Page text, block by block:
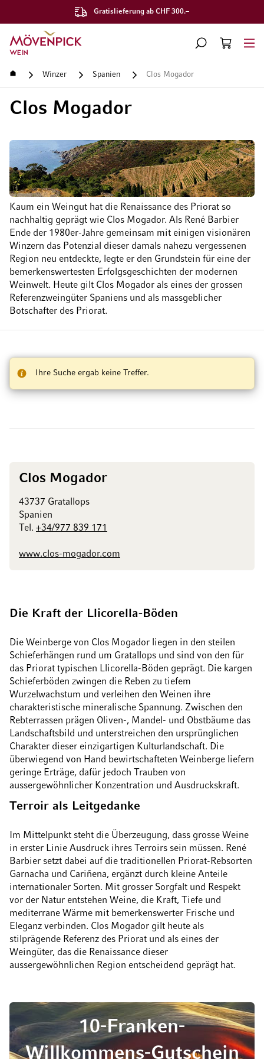
Gratislieferung ab CHF 300.–
Zur Startseite
SUCHE
WARENKORB
Startseite Winzer Spanien Clos Mogador
Clos Mogador
Kaum ein Weingut hat die Renaissance des Priorat so
nachhaltig geprägt wie Clos Mogador. Als René Barbier
Ende der 1980er-Jahre gemeinsam mit einigen visionären
Winzern das Potenzial dieser damals nahezu vergessenen
Region neu entdeckte, legte er den Grundstein für eine der
bemerkenswertesten Erfolgsgeschichten der modernen
Weinwelt. Heute gilt Clos Mogador als eines der grossen
Referenzweingüter Spaniens und als massgeblicher
Botschafter des Priorat.
Ihre Suche ergab keine Treffer.
Clos Mogador
43737 Gratallops
Spanien
Tel. +34/977 839 171
www.clos-mogador.com
Die Kraft der Llicorella-Böden
Die Weinberge von Clos Mogador liegen in den steilen
Schieferhängen rund um Gratallops und sind von den für
das Priorat typischen Llicorella-Böden geprägt. Die kargen
Schieferböden zwingen die Reben zu tiefem
Wurzelwachstum und verleihen den Weinen ihre
charakteristische mineralische Spannung. Zwischen den
Rebterrassen prägen Oliven-, Mandel- und Obstbäume das
Landschaftsbild und unterstreichen den ursprünglichen
Charakter dieser einzigartigen Kulturlandschaft. Die
überwiegend von Hand bewirtschafteten Weinberge liefern
geringe Erträge, dafür jedoch Trauben von
aussergewöhnlicher Konzentration und Ausdruckskraft.
Terroir als Leitgedanke
Im Mittelpunkt steht die Überzeugung, dass grosse Weine
in erster Linie Ausdruck ihres Terroirs sein müssen. René
Barbier setzt dabei auf die traditionellen Priorat-Rebsorten
Garnacha und Cariñena, ergänzt durch kleine Anteile
internationaler Sorten. Mit grosser Sorgfalt und Respekt
vor der Natur entstehen Weine, die Kraft, Tiefe und
mediterrane Wärme mit bemerkenswerter Frische und
Eleganz verbinden. Clos Mogador gilt heute als
stilprägende Referenz des Priorat und als eines der
Weingüter, das die Renaissance dieser
aussergewöhnlichen Region entscheidend geprägt hat.
10-Franken-
Willkommens-Gutschein